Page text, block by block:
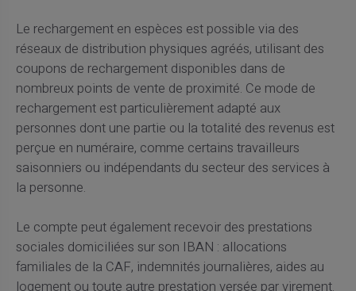
Le rechargement en espèces est possible via des
réseaux de distribution physiques agréés, utilisant des
coupons de rechargement disponibles dans de
nombreux points de vente de proximité. Ce mode de
rechargement est particulièrement adapté aux
personnes dont une partie ou la totalité des revenus est
perçue en numéraire, comme certains travailleurs
saisonniers ou indépendants du secteur des services à
la personne.
Le compte peut également recevoir des prestations
sociales domiciliées sur son IBAN : allocations
familiales de la CAF, indemnités journalières, aides au
logement ou toute autre prestation versée par virement.